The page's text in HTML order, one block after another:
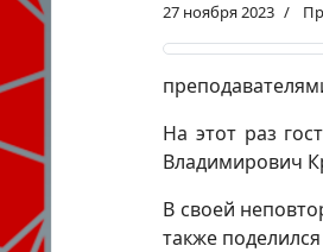
27 ноября 2023
На этот раз
Владимирович
В своей
также